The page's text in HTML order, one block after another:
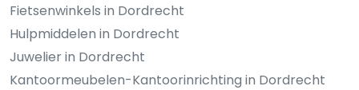
Fietsenwinkels in Dordrecht
Hulpmiddelen in Dordrecht
Juwelier in Dordrecht
Kantoormeubelen-Kantoorinrichting in Dordrecht